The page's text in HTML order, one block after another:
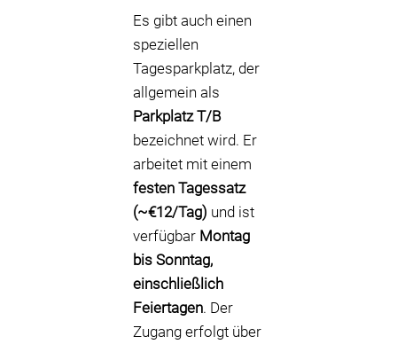
Es gibt auch einen
speziellen
Tagesparkplatz, der
allgemein als
Parkplatz T/B
bezeichnet wird. Er
arbeitet mit einem
festen Tagessatz
(~€12/Tag) und ist
verfügbar Montag
bis Sonntag,
einschließlich
Feiertagen. Der
Zugang erfolgt über